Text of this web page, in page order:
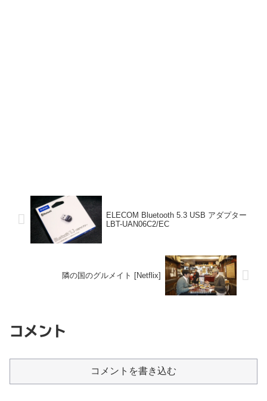
ELECOM Bluetooth 5.3 USB アダプター
LBT-UAN06C2/EC
隣の国のグルメイト [Netflix]
コメント
コメントを書き込む